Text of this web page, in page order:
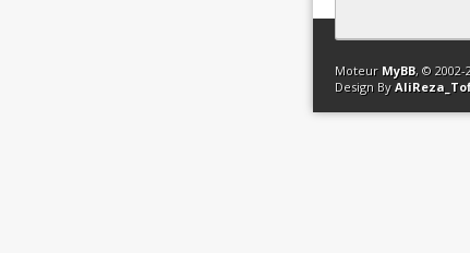
Contact Club
Moteur MyBB, © 2002-
Design By